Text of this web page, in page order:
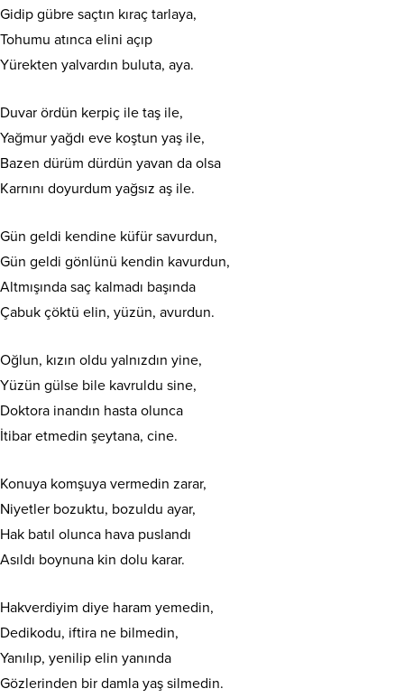
Gidip gübre saçtın kıraç tarlaya,
Tohumu atınca elini açıp
Yürekten yalvardın buluta, aya.
Duvar ördün kerpiç ile taş ile,
Yağmur yağdı eve koştun yaş ile,
Bazen dürüm dürdün yavan da olsa
Karnını doyurdum yağsız aş ile.
Gün geldi kendine küfür savurdun,
Gün geldi gönlünü kendin kavurdun,
Altmışında saç kalmadı başında
Çabuk çöktü elin, yüzün, avurdun.
Oğlun, kızın oldu yalnızdın yine,
Yüzün gülse bile kavruldu sine,
Doktora inandın hasta olunca
İtibar etmedin şeytana, cine.
Konuya komşuya vermedin zarar,
Niyetler bozuktu, bozuldu ayar,
Hak batıl olunca hava puslandı
Asıldı boynuna kin dolu karar.
Hakverdiyim diye haram yemedin,
Dedikodu, iftira ne bilmedin,
Yanılıp, yenilip elin yanında
Gözlerinden bir damla yaş silmedin.